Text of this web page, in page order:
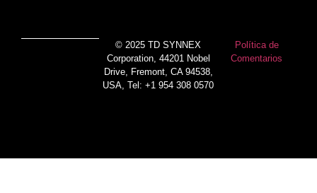
© 2025 TD SYNNEX
Corporation, 44201 Nobel
Drive, Fremont, CA 94538,
USA, Tel: +1 954 308 0570
Política de
Comentarios